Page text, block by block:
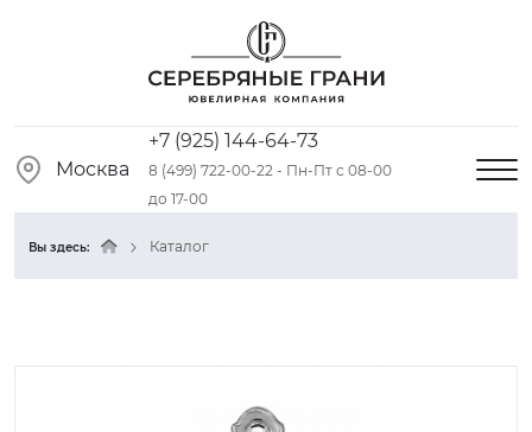
Москва
+7 (925) 144-64-73
8 (499) 722-00-22 - Пн-Пт с 08-00
до 17-00
Вы здесь: Каталог